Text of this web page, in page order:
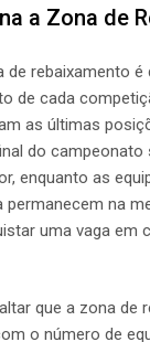
a Zona de
de rebaixamento é
de cada
as últimas
do campeonato
enquanto as
permanecem na
uma vaga em
que a zona de
o número de